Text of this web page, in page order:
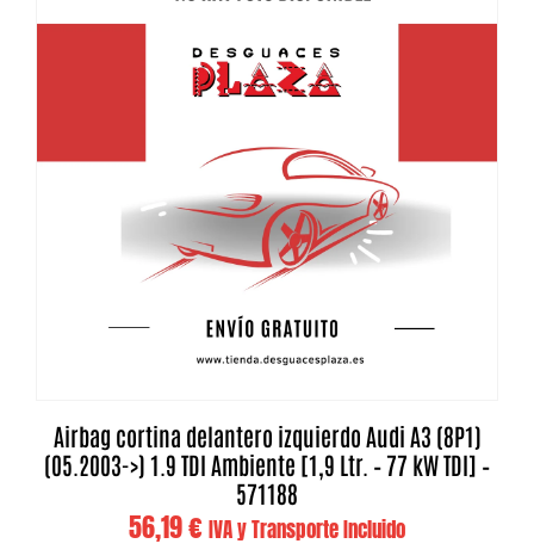
Airbag cortina delantero izquierdo Audi A3 (8P1)
(05.2003->) 1.9 TDI Ambiente [1,9 Ltr. – 77 kW TDI] –
571188
56,19€ IVA y Transporte Incluido